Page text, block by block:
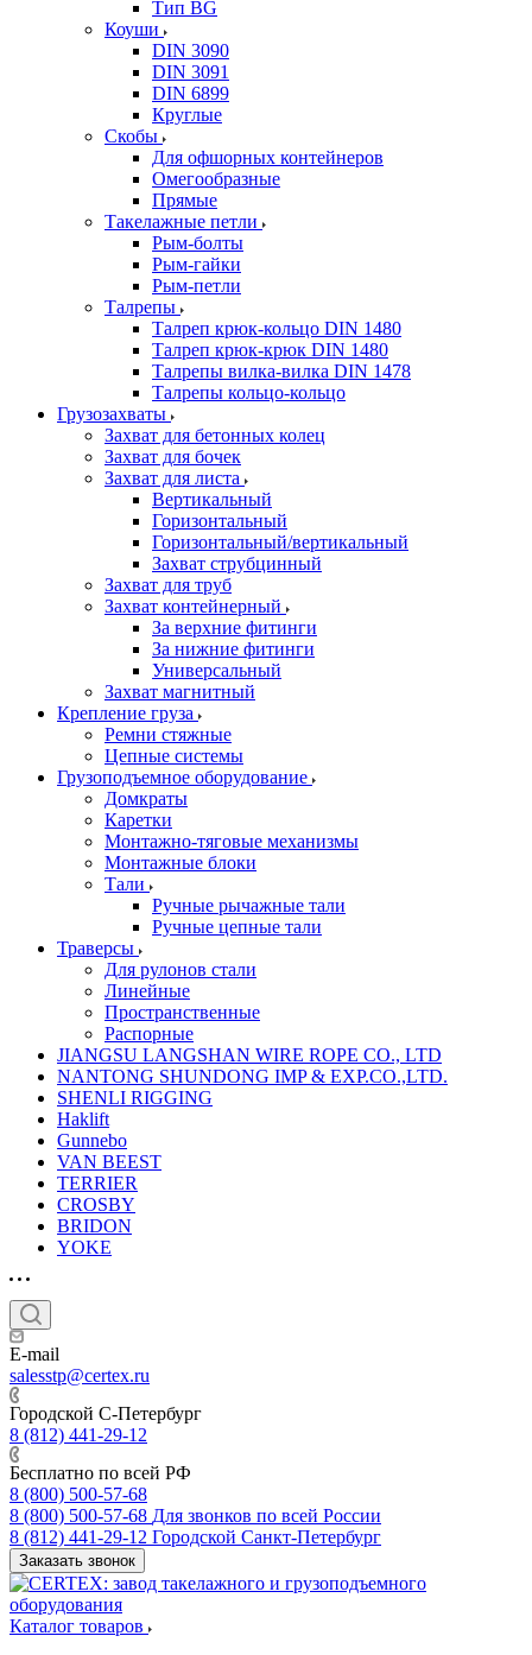
Тип BG
Коуши
DIN 3090
DIN 3091
DIN 6899
Круглые
Скобы
Для офшорных контейнеров
Омегообразные
Прямые
Такелажные петли
Рым-болты
Рым-гайки
Рым-петли
Талрепы
Талреп крюк-кольцо DIN 1480
Талреп крюк-крюк DIN 1480
Талрепы вилка-вилка DIN 1478
Талрепы кольцо-кольцо
Грузозахваты
Захват для бетонных колец
Захват для бочек
Захват для листа
Вертикальный
Горизонтальный
Горизонтальный/вертикальный
Захват струбцинный
Захват для труб
Захват контейнерный
За верхние фитинги
За нижние фитинги
Универсальный
Захват магнитный
Крепление груза
Ремни стяжные
Цепные системы
Грузоподъемное оборудование
Домкраты
Каретки
Монтажно-тяговые механизмы
Монтажные блоки
Тали
Ручные рычажные тали
Ручные цепные тали
Траверсы
Для рулонов стали
Линейные
Пространственные
Распорные
JIANGSU LANGSHAN WIRE ROPE CO., LTD
NANTONG SHUNDONG IMP & EXP.CO.,LTD.
SHENLI RIGGING
Haklift
Gunnebo
VAN BEEST
TERRIER
CROSBY
BRIDON
YOKE
E-mail
salesstp@certex.ru
Городской С-Петербург
8 (812) 441-29-12
Бесплатно по всей РФ
8 (800) 500-57-68
8 (800) 500-57-68 Для звонков по всей России
8 (812) 441-29-12 Городской Санкт-Петербург
Заказать звонок
Каталог товаров